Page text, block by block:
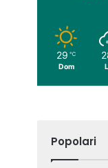
29 ℃
Dom
Popolari